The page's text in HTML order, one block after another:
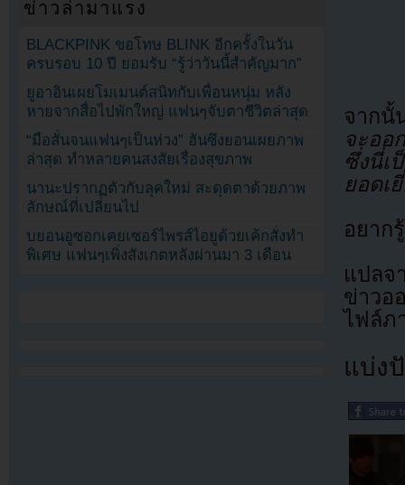
จาก
จะออ
ซึ่งนี่เ
ยอดเ
อยาก
แปลจ
ข่าว
ไฟล์ภ
แบ่ง
ข่าวล่ามาแรง
BLACKPINK ขอโทษ BLINK อีกครั้งในวัน
ครบรอบ 10 ปี ยอมรับ “รู้ว่าวันนี้สำคัญมาก”
ยูอาอินเผยโมเมนต์สนิทกับเพื่อนหนุ่ม หลัง
หายจากสื่อไปพักใหญ่ แฟนๆจับตาชีวิตล่าสุด
“มือสั่นจนแฟนๆเป็นห่วง” ฮันซึงยอนเผยภาพ
ล่าสุด ทำหลายคนสงสัยเรื่องสุขภาพ
นานะปรากฏตัวกับลุคใหม่ สะดุดตาด้วยภาพ
ลักษณ์ที่เปลี่ยนไป
บยอนอูซอกเคยเซอร์ไพรส์ไอยูด้วยเค้กสั่งทำ
พิเศษ แฟนๆเพิ่งสังเกตหลังผ่านมา 3 เดือน